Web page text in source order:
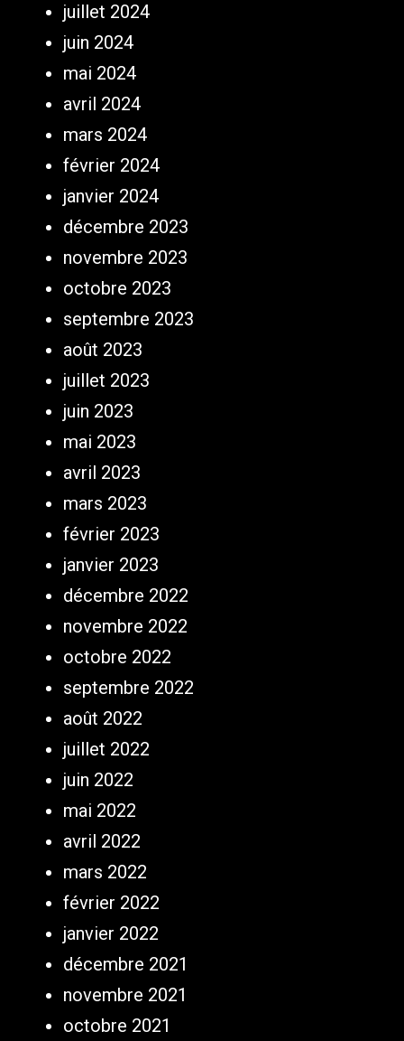
juillet 2024
juin 2024
mai 2024
avril 2024
mars 2024
février 2024
janvier 2024
décembre 2023
novembre 2023
octobre 2023
septembre 2023
août 2023
juillet 2023
juin 2023
mai 2023
avril 2023
mars 2023
février 2023
janvier 2023
décembre 2022
novembre 2022
octobre 2022
septembre 2022
août 2022
juillet 2022
juin 2022
mai 2022
avril 2022
mars 2022
février 2022
janvier 2022
décembre 2021
novembre 2021
octobre 2021